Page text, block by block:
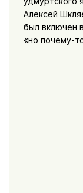
Алексей
был включен
«но почему-